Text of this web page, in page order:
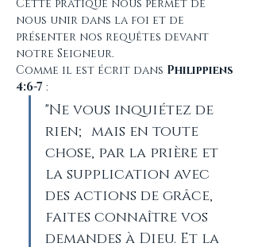
Cette pratique nous permet de
nous unir dans la foi et de
présenter nos requêtes devant
notre Seigneur.
Comme il est écrit dans Philippiens
4:6-7 :
"Ne vous inquiétez de
rien; mais en toute
chose, par la prière et
la supplication avec
des actions de grâce,
faites connaître vos
demandes à Dieu. Et la